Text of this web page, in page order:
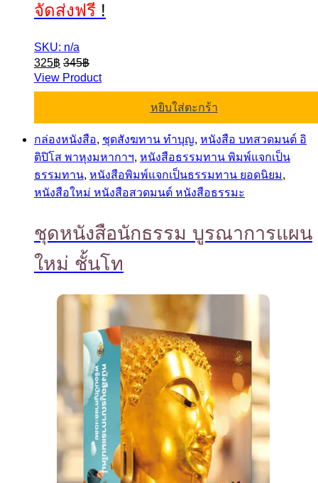
จัดส่งฟรี !
SKU: n/a
325฿ 345฿
View Product
หยิบใส่ตะกร้า
กล่องหนังสือ, ชุดสังฆทาน ทำบุญ, หนังสือ บทสวดมนต์ อิ
ติปิโส พาหุงมหากาฯ, หนังสือธรรมทาน พิมพ์แจกเป็น
ธรรมทาน, หนังสือพิมพ์แจกเป็นธรรมทาน ยอดนิยม,
หนังสือใหม่ หนังสือสวดมนต์ หนังสือธรรมะ
ชุดหนังสือนักธรรม บูรณาการแผน
ใหม่ ชั้นโท